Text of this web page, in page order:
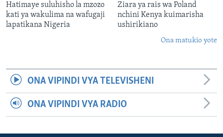
Hatimaye suluhisho la mzozo
kati ya wakulima na wafugaji
lapatikana Nigeria
Ziara ya rais wa Poland
nchini Kenya kuimarisha
ushirikiano
Ona matukio yote
ONA VIPINDI VYA TELEVISHENI
ONA VIPINDI VYA RADIO